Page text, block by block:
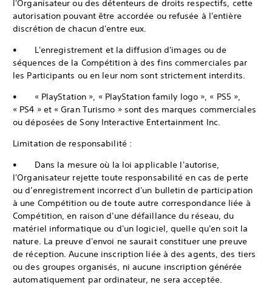
l'Organisateur ou des détenteurs de droits respectifs, cette
autorisation pouvant être accordée ou refusée à l'entière
discrétion de chacun d'entre eux.
• L'enregistrement et la diffusion d'images ou de
séquences de la Compétition à des fins commerciales par
les Participants ou en leur nom sont strictement interdits.
• « PlayStation », « PlayStation family logo », « PS5 »,
« PS4 » et « Gran Turismo » sont des marques commerciales
ou déposées de Sony Interactive Entertainment Inc.
Limitation de responsabilité :
• Dans la mesure où la loi applicable l'autorise,
l'Organisateur rejette toute responsabilité en cas de perte
ou d'enregistrement incorrect d'un bulletin de participation
à une Compétition ou de toute autre correspondance liée à
Compétition, en raison d'une défaillance du réseau, du
matériel informatique ou d'un logiciel, quelle qu'en soit la
nature. La preuve d'envoi ne saurait constituer une preuve
de réception. Aucune inscription liée à des agents, des tiers
ou des groupes organisés, ni aucune inscription générée
automatiquement par ordinateur, ne sera acceptée.